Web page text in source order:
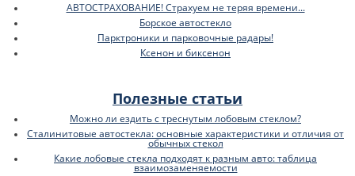
АВТОСТРАХОВАНИЕ! Страхуем не теряя времени...
Борское автостекло
Парктроники и парковочные радары!
Ксенон и биксенон
Полезные статьи
Можно ли ездить с треснутым лобовым стеклом?
Сталинитовые автостекла: основные характеристики и отличия от
обычных стекол
Какие лобовые стекла подходят к разным авто: таблица
взаимозаменяемости